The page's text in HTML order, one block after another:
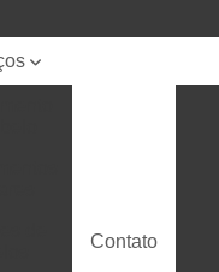
Contato